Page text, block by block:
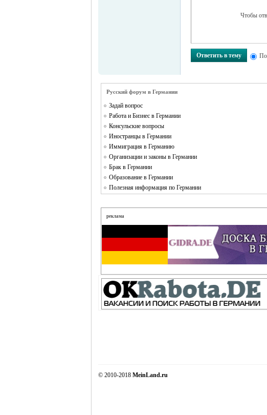
RU
Чтобы
Ответить в тему
Русский форум в Германии
Задай вопрос
Работа и Бизнес в Германии
Консульские вопросы
Иностранцы в Германии
Иммиграция в Германию
Организации и законы в Германии
Брак в Германии
Образование в Германии
Полезная информация по Германии
реклама
© 2010-2018 MeinLand.ru